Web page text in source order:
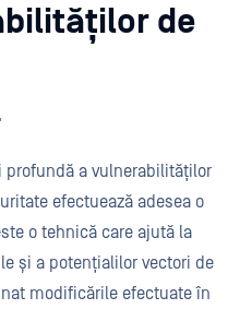
de
profundă a vulnerabilităților
efectuează adesea o
o tehnică care ajută la
și a potențialilor vectori de
modificările efectuate în